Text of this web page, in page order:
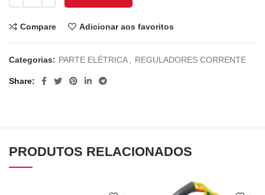
Compare Adicionar aos favoritos
Categorias: PARTE ELÉTRICA REGULADORES CORRENTE
Share
PRODUTOS RELACIONADOS